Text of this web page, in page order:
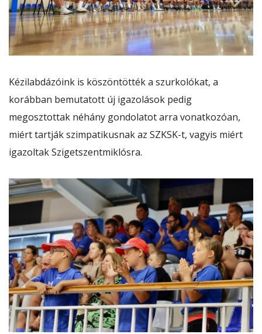
Kézilabdázóink is köszöntötték a szurkolókat, a
korábban bemutatott új igazolások pedig
megosztottak néhány gondolatot arra vonatkozóan,
miért tartják szimpatikusnak az SZKSK-t, vagyis miért
igazoltak Szigetszentmiklósra.